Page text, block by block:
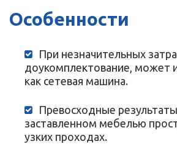
Особенности
При незначительных
доукомплектование, может
как сетевая машина.
Превосходные
заставленном мебелью
узких проходах.